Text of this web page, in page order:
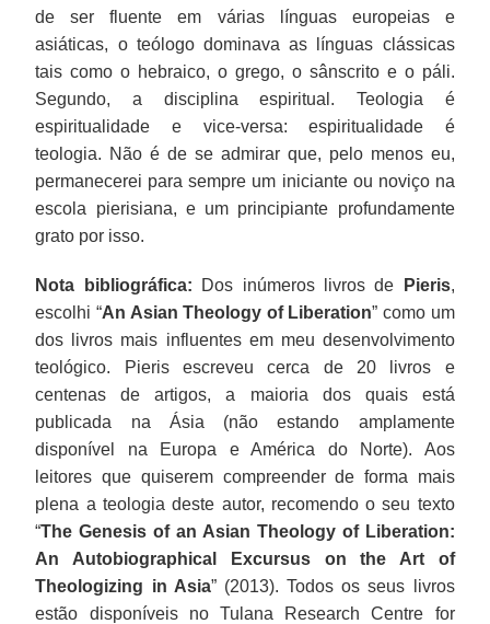
de ser fluente em várias línguas europeias e
asiáticas, o teólogo dominava as línguas clássicas
tais como o hebraico, o grego, o sânscrito e o páli.
Segundo, a disciplina espiritual. Teologia é
espiritualidade e vice-versa: espiritualidade é
teologia. Não é de se admirar que, pelo menos eu,
permanecerei para sempre um iniciante ou noviço na
escola pierisiana, e um principiante profundamente
grato por isso.
Nota bibliográfica: Dos inúmeros livros de Pieris,
escolhi “An Asian Theology of Liberation” como um
dos livros mais influentes em meu desenvolvimento
teológico. Pieris escreveu cerca de 20 livros e
centenas de artigos, a maioria dos quais está
publicada na Ásia (não estando amplamente
disponível na Europa e América do Norte). Aos
leitores que quiserem compreender de forma mais
plena a teologia deste autor, recomendo o seu texto
“The Genesis of an Asian Theology of Liberation:
An Autobiographical Excursus on the Art of
Theologizing in Asia” (2013). Todos os seus livros
estão disponíveis no Tulana Research Centre for